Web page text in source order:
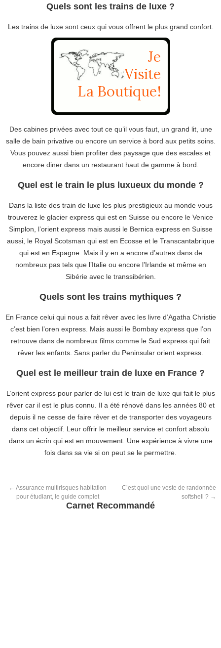
Quels sont les trains de luxe ?
Les trains de luxe sont ceux qui vous offrent le plus grand confort.
Des cabines privées avec tout ce qu’il vous faut, un grand lit, une
salle de bain privative ou encore un service à bord aux petits soins.
Vous pouvez aussi bien profiter des paysage que des escales et
encore diner dans un restaurant haut de gamme à bord.
Quel est le train le plus luxueux du monde ?
Dans la liste des train de luxe les plus prestigieux au monde vous
trouverez le glacier express qui est en Suisse ou encore le Venice
Simplon, l’orient express mais aussi le Bernica express en Suisse
aussi, le Royal Scotsman qui est en Ecosse et le Transcantabrique
qui est en Espagne. Mais il y en a encore d’autres dans de
nombreux pas tels que l’Italie ou encore l’Irlande et même en
Sibérie avec le transsibérien.
Quels sont les trains mythiques ?
En France celui qui nous a fait rêver avec les livre d’Agatha Christie
c’est bien l’oren express. Mais aussi le Bombay express que l’on
retrouve dans de nombreux films comme le Sud express qui fait
rêver les enfants. Sans parler du Peninsular orient express.
Quel est le meilleur train de luxe en France ?
L’orient express pour parler de lui est le train de luxe qui fait le plus
rêver car il est le plus connu. Il a été rénové dans les années 80 et
depuis il ne cesse de faire rêver et de transporter des voyageurs
dans cet objectif. Leur offrir le meilleur service et confort absolu
dans un écrin qui est en mouvement. Une expérience à vivre une
fois dans sa vie si on peut se le permettre.
← Assurance multirisques habitation
pour étudiant, le guide complet
C’est quoi une veste de randonnée
softshell ? →
Carnet Recommandé